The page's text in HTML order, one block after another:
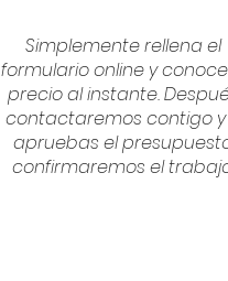
Simplemente rellena el
formulario online y
precio al instante.
contactaremos contigo y
apruebas el
confirmaremos el